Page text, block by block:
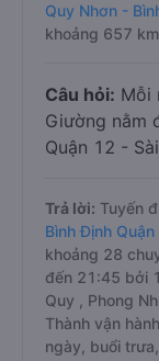
Quy Nhơn -
khoảng 657
Câu hỏi: Mỗi
Giường nằm
Quận 12 -
Trả lời: Tuyến
Bình Định
khoảng 28
đến 21:45 bởi
Quy , Phong
Thành vận
ngày, buổi